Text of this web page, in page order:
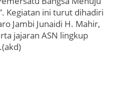
Kegiatan ini turut dihadiri
Jambi Junaidi H. Mahir,
jajaran ASN lingkup